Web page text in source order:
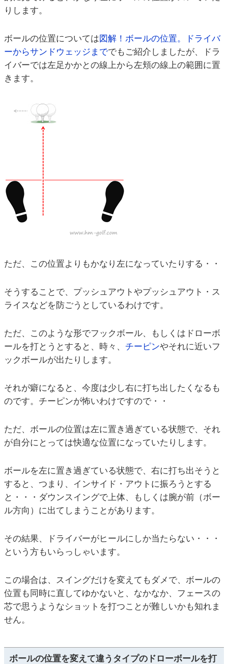
りします。
ボールの位置については図解！ボールの位置。ドライバ
ーからサンドウェッジまででもご紹介しましたが、ドラ
イバーでは左足かかとの線上から左頬の線上の範囲に置
きます。
ただ、この位置よりもかなり左になっていたりする・・
そうすることで、プッシュアウトやプッシュアウト・ス
ライスなどを防ごうとしているわけです。
ただ、このような形でフックボール、もしくはドローボ
ールを打とうとすると、時々、 チーピンやそれに近いフ
ックボールが出たりします。
それが癖になると、今度は少し右に打ち出したくなるも
のです。チーピンが怖いわけですので・・
ただ、ボールの位置は左に置き過ぎている状態で、それ
が自分にとっては快適な位置になっていたりします。
ボールを左に置き過ぎている状態で、右に打ち出そうと
すると、つまり、インサイド・アウトに振ろうとする
と・・・ダウンスイングで上体、もしくは腕が前（ボー
ル方向）に出てしまうことがあります。
その結果、ドライバーがヒールにしか当たらない・・・
という方もいらっしゃいます。
この場合は、スイングだけを変えてもダメで、ボールの
位置も同時に直してゆかないと、なかなか、フェースの
芯で思うようなショットを打つことが難しいかも知れま
せん。
ボールの位置を変えて違うタイプのドローボールを打